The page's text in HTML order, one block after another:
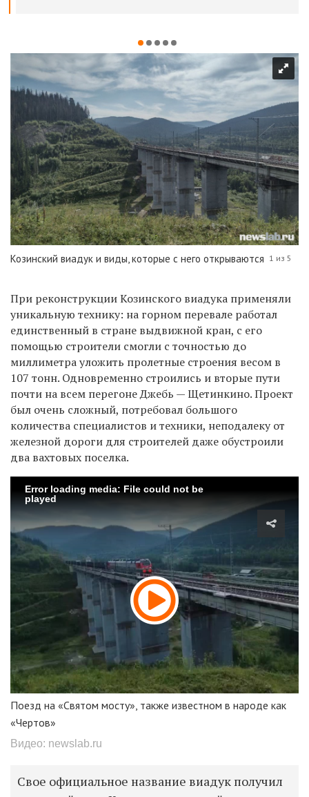
Козинский виадук и виды, которые с него открываются 1 из 5
При реконструкции Козинского виадука применяли
уникальную технику: на горном перевале работал
единственный в стране выдвижной кран, с его
помощью строители смогли с точностью до
миллиметра уложить пролетные строения весом в
107 тонн. Одновременно строились и вторые пути
почти на всем перегоне Джебь — Щетинкино. Проект
был очень сложный, потребовал большого
количества специалистов и техники, неподалеку от
железной дороги для строителей даже обустроили
два вахтовых поселка.
Error loading media: File could not be
played
Поезд на «Святом мосту», также известном в народе как
«Чертов»
Видео: newslab.ru
Свое официальное название виадук получил